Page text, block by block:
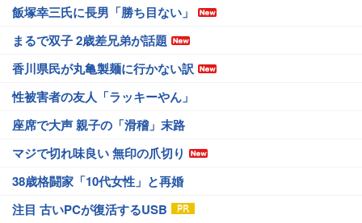
飯塚幸三氏に長男「勝ち目ない」
まるで双子 2歳差兄弟が話題
香川県民が丸亀製麺に行かない訳
性被害者の友人「ラッキーやん」
座席で大声 親子の「滑稽」末路
マジで切れ味良い 無印の爪切り
38歳格闘家「10代女性」と再婚
注目 古いPCが復活するUSB